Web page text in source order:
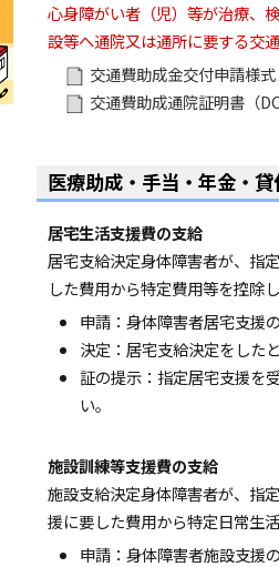
心身障がい者（児）等が治療、
設等へ通院又は通所に要する交
交通費助成金交付申請様
交通費助成通院証明書（
医療助成・手当・年金・貸
居宅生活支援費の支給
居宅支給決定身体障害者が、指
した費用から特定費用等を控除
申請：身体障害者居宅支援
決定：居宅支給決定をした
証の提示：指定居宅支援を
い。
施設訓練等支援費の支給
施設支給決定身体障害者が、指
援に要した費用から特定日常生
申請：身体障害者施設支援